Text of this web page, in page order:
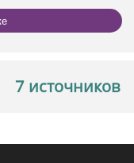
7 источников